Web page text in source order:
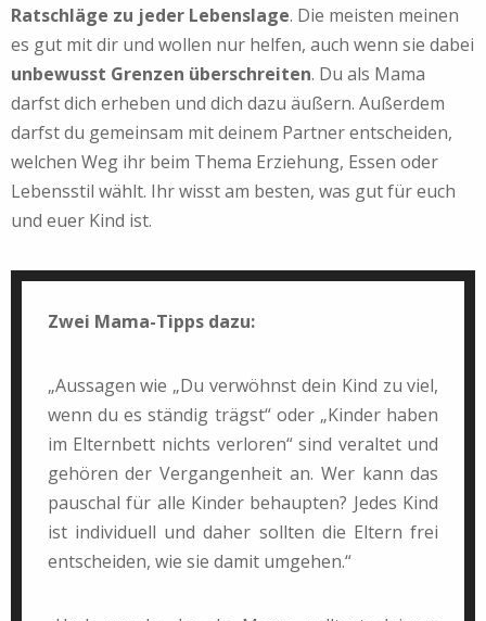
Ratschläge zu jeder Lebenslage. Die meisten meinen
es gut mit dir und wollen nur helfen, auch wenn sie dabei
unbewusst Grenzen überschreiten. Du als Mama
darfst dich erheben und dich dazu äußern. Außerdem
darfst du gemeinsam mit deinem Partner entscheiden,
welchen Weg ihr beim Thema Erziehung, Essen oder
Lebensstil wählt. Ihr wisst am besten, was gut für euch
und euer Kind ist.
Zwei Mama-Tipps dazu:
„Aussagen wie „Du verwöhnst dein Kind zu viel,
wenn du es ständig trägst“ oder „Kinder haben
im Elternbett nichts verloren“ sind veraltet und
gehören der Vergangenheit an. Wer kann das
pauschal für alle Kinder behaupten? Jedes Kind
ist individuell und daher sollten die Eltern frei
entscheiden, wie sie damit umgehen.“